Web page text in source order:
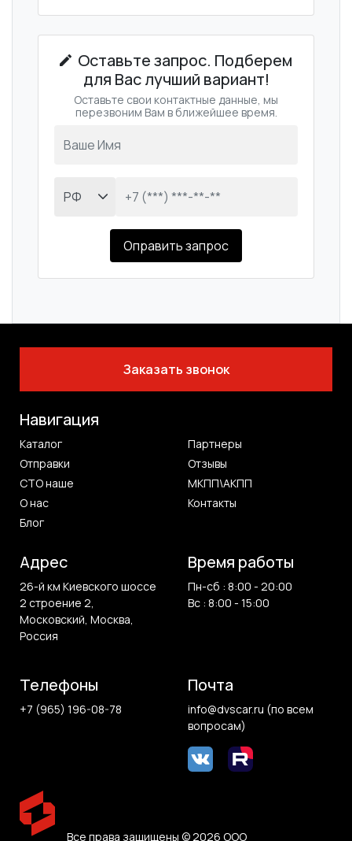
Оставьте запрос. Подберем
для Вас лучший вариант!
Оставьте свои контактные данные, мы
перезвоним Вам в ближейшее время.
Оправить запрос
Заказать звонок
Все права защищены © 2026 ООО
Навигация
Каталог
Партнеры
Отправки
Отзывы
СТО наше
МКПП\АКПП
О нас
Контакты
Блог
Адрес
26-й км Киевского шоссе
2 строение 2,
Московский, Москва,
Россия
Время работы
Пн-сб : 8:00 - 20:00
Вс : 8:00 - 15:00
Телефоны
+7 (965) 196-08-78
Почта
info@dvscar.ru (по всем
вопросам)